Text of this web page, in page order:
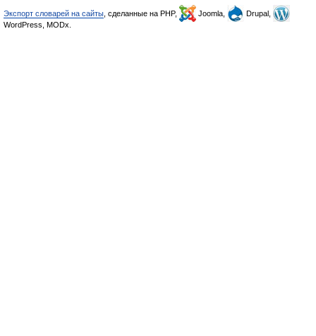
Экспорт словарей на сайты , сделанные на PHP, Joomla,
Drupal,
WordPress, MODx.